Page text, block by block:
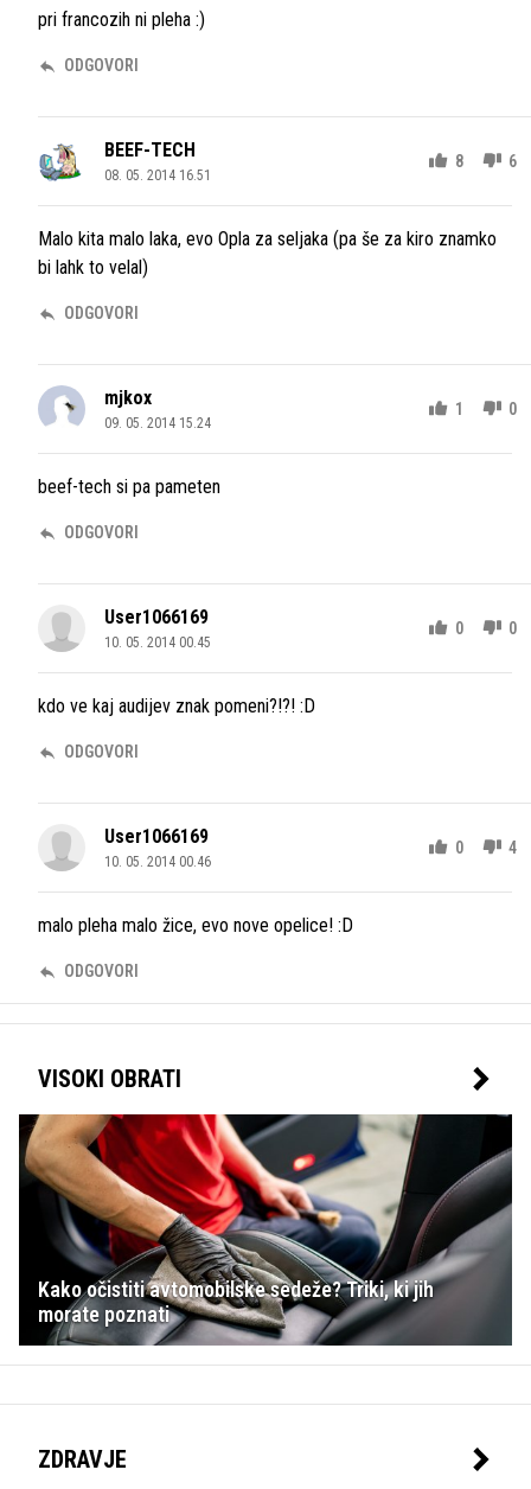
pri francozih ni pleha :)
ODGOVORI
BEEF-TECH
08. 05. 2014 16.51
8 6
Malo kita malo laka, evo Opla za seljaka (pa še za kiro znamko
bi lahk to velal)
ODGOVORI
mjkox
09. 05. 2014 15.24
1 0
beef-tech si pa pameten
ODGOVORI
User1066169
10. 05. 2014 00.45
0 0
kdo ve kaj audijev znak pomeni?!?! :D
ODGOVORI
User1066169
10. 05. 2014 00.46
0 4
malo pleha malo žice, evo nove opelice! :D
ODGOVORI
VISOKI OBRATI
Kako očistiti avtomobilske sedeže? Triki, ki jih
morate poznati
ZDRAVJE